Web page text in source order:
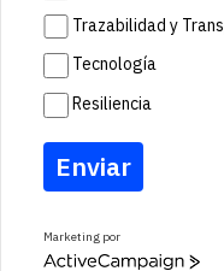
Trazabilidad y
Tecnología
Resiliencia
Enviar
Marketing por
A